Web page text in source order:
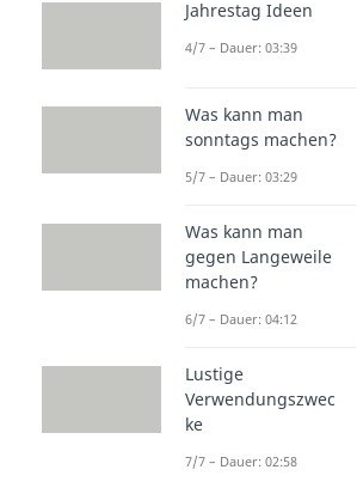
Zitate zum
„Wo Liebe ist,
Unmögliche
—Buddha
„Die Ehe ist die
Mensch
—Søren
„Die Liebe ist
,
Jahrestag Ideen
4/7 – Dauer: 03:39
Was kann man
sonntags machen?
5/7 – Dauer: 03:29
Was kann man
gegen Langeweile
machen?
6/7 – Dauer: 04:12
Lustige
Verwendungszwec
ke
7/7 – Dauer: 02:58